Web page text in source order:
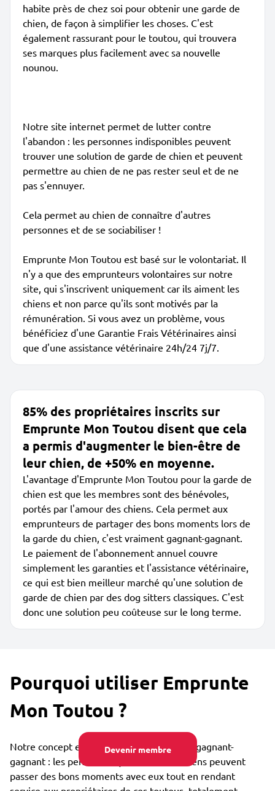
Devenir membre
habite près de chez soi pour obtenir une garde de
chien, de façon à simplifier les choses. C'est
également rassurant pour le toutou, qui trouvera
ses marques plus facilement avec sa nouvelle
nounou.
Notre site internet permet de lutter contre
l'abandon : les personnes indisponibles peuvent
trouver une solution de garde de chien et peuvent
permettre au chien de ne pas rester seul et de ne
pas s'ennuyer.
Cela permet au chien de connaître d'autres
personnes et de se sociabiliser !
Emprunte Mon Toutou est basé sur le volontariat. Il
n'y a que des emprunteurs volontaires sur notre
site, qui s'inscrivent uniquement car ils aiment les
chiens et non parce qu'ils sont motivés par la
rémunération. Si vous avez un problème, vous
bénéficiez d'une Garantie Frais Vétérinaires ainsi
que d'une assistance vétérinaire 24h/24 7j/7.
85% des propriétaires inscrits sur
Emprunte Mon Toutou disent que cela
a permis d'augmenter le bien-être de
leur chien, de +50% en moyenne.
L'avantage d'Emprunte Mon Toutou pour la garde de
chien est que les membres sont des bénévoles,
portés par l'amour des chiens. Cela permet aux
emprunteurs de partager des bons moments lors de
la garde du chien, c'est vraiment gagnant-gagnant.
Le paiement de l'abonnement annuel couvre
simplement les garanties et l'assistance vétérinaire,
ce qui est bien meilleur marché qu'une solution de
garde de chien par des dog sitters classiques. C'est
donc une solution peu coûteuse sur le long terme.
Pourquoi utiliser Emprunte
Mon Toutou ?
Notre concept est collaboratif et vraiment gagnant-
gagnant : les personnes qui aiment les chiens peuvent
passer des bons moments avec eux tout en rendant